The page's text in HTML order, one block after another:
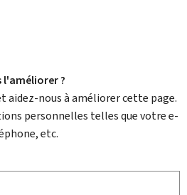
?
aidez-nous à améliorer cette page.
personnelles telles que votre e-
etc.